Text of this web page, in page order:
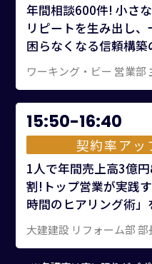
年間相談600件! 小さ
リピートを生み出し
困らなくなる信頼構築
ワーキング・ビー 営業部
15:50-16:40
契約率アッ
1人で年間売上高3億
割!トップ営業が実践
時間のヒアリング術」
大建建設 リフォーム部